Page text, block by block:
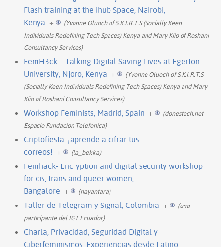
Flash training at the ihub Space, Nairobi,
Kenya +
(Yvonne Oluoch of S.K.I.R.T.S (Socially Keen
Individuals Redefining Tech Spaces) Kenya and Mary Kiio of Roshani
Consultancy Services)
FemH3ck – Talking Digital Saving Lives at Egerton
University, Njoro, Kenya +
(Yvonne Oluoch of S.K.I.R.T.S
(Socially Keen Individuals Redefining Tech Spaces) Kenya and Mary
Kiio of Roshani Consultancy Services)
Workshop Feminists, Madrid, Spain +
(donestech.net
Espacio Fundacion Telefonica)
Criptofiesta: ¡aprende a cifrar tus
correos! + (la_bekka)
Femhack- Encryption and digital security workshop
for cis, trans and queer women,
Bangalore + (nayantara)
Taller de Telegram y Signal, Colombia +
(una
participante del IGT Ecuador)
Charla, Privacidad, Seguridad Digital y
Ciberfeminismos: Experiencias desde Latino